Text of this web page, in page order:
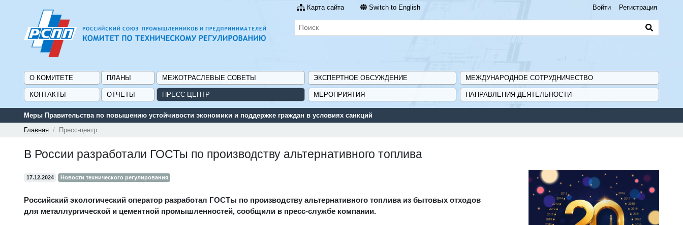
Карта сайта Switch to English Войти Регистрация
О КОМИТЕТЕ ПЛАНЫ МЕЖОТРАСЛЕВЫЕ СОВЕТЫ ЭКСПЕРТНОЕ ОБСУЖДЕНИЕ МЕЖДУНАРОДНОЕ СОТРУДНИЧЕСТВО
КОНТАКТЫ ОТЧЕТЫ ПРЕСС-ЦЕНТР МЕРОПРИЯТИЯ НАПРАВЛЕНИЯ ДЕЯТЕЛЬНОСТИ
Меры Правительства по повышению устойчивости экономики и поддержке граждан в условиях санкций
Главная
Пресс-центр
В России разработали ГОСТы по производству альтернативного топлива
17.12.2024 Новости технического регулирования
Российский экологический оператор разработал ГОСТы по производству альтернативного топлива из бытовых отходов
для металлургической и цементной промышленностей, сообщили в пресс-службе компании.